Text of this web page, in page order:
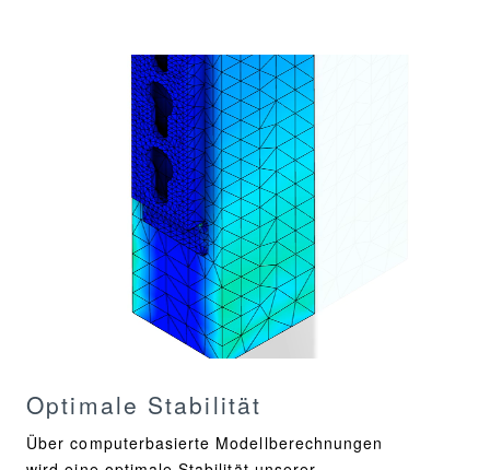
Optimale Stabilität
Über computerbasierte Modellberechnungen